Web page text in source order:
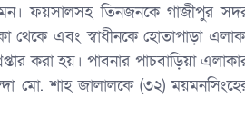
ফয়সালসহ তিনজনকে গাজীপুর
এবং স্বাধীনকে হোতাপাড়া
করা হয়। পাবনার পাচবাড়িয়া
মো. শাহ জালালকে (৩২)